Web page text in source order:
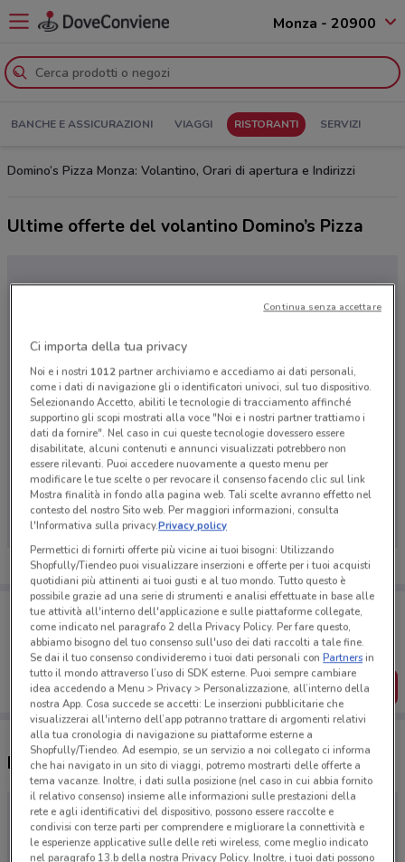
Monza - 20900
BANCHE E ASSICURAZIONI VIAGGI RISTORANTI SERVIZI
Domino’s Pizza Monza: Volantino, Orari di apertura e Indirizzi
Ultime offerte del volantino Domino’s Pizza
Ci dispiace, al momento non abbiamo pubblicato
volantini nella tua zona. Riprova più tardi.
Porta DoveConviene sempre con te!
Puoi trovare le migliori offerte dei negozi vicino a te,
salvarle e creare la tua lista del risparmio, comodamente
dal tuo cellulare.
SCARICA L’APP
Ristoranti Domino’s Pizza nelle vicinanze
Ci importa della tua privacy
Noi e i nostri 1012partner archiviamo e accediamo ai dati personali,
come i dati di navigazione gli o identificatori univoci, sul tuo dispositivo.
Selezionando Accetto, abiliti le tecnologie di tracciamento affinché
supportino gli scopi mostrati alla voce "Noi e i nostri partner trattiamo i
dati da fornire". Nel caso in cui queste tecnologie dovessero essere
disabilitate, alcuni contenuti e annunci visualizzati potrebbero non
essere rilevanti. Puoi accedere nuovamente a questo menu per
modificare le tue scelte o per revocare il consenso facendo clic sul link
Mostra finalità in fondo alla pagina web. Tali scelte avranno effetto nel
contesto del nostro Sito web. Per maggiori informazioni, consulta
l'Informativa sulla privacy.Privacy policy
Permettici di fornirti offerte più vicine ai tuoi bisogni: Utilizzando
Shopfully/Tiendeo puoi visualizzare inserzioni e offerte per i tuoi acquisti
quotidiani più attinenti ai tuoi gusti e al tuo mondo. Tutto questo è
possibile grazie ad una serie di strumenti e analisi effettuate in base alle
tue attività all'interno dell'applicazione e sulle piattaforme collegate,
come indicato nel paragrafo 2 della Privacy Policy. Per fare questo,
abbiamo bisogno del tuo consenso sull'uso dei dati raccolti a tale fine.
Se dai il tuo consenso condivideremo i tuoi dati personali conPartnersin
tutto il mondo attraverso l’uso di SDK esterne. Puoi sempre cambiare
idea accedendo a Menu > Privacy > Personalizzazione, all’interno della
nostra App. Cosa succede se accetti: Le inserzioni pubblicitarie che
visualizzerai all'interno dell’app potranno trattare di argomenti relativi
alla tua cronologia di navigazione su piattaforme esterne a
Shopfully/Tiendeo. Ad esempio, se un servizio a noi collegato ci informa
che hai navigato in un sito di viaggi, potremo mostrarti delle offerte a
tema vacanze. Inoltre, i dati sulla posizione (nel caso in cui abbia fornito
il relativo consenso) insieme alle informazioni sulle prestazioni della
rete e agli identificativi del dispositivo, possono essere raccolte e
condivisi con terze parti per comprendere e migliorare la connettività e
le esperienze applicative sulle delle reti wireless, come meglio indicato
nel paragrafo 13.b della nostra Privacy Policy. Inoltre, i tuoi dati possono
Continua senza accettare